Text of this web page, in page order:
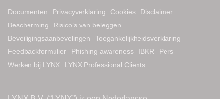
Documenten Privacyverklaring Cookies
Disclaimer
Bescherming
Risico’s van beleggen
Beveiligingsaanbevelingen
Toegankelijkheidsverklaring
Feedbackformulier
Phishing awareness IBKR
Pers
Werken bij LYNX
LYNX Professional Clients